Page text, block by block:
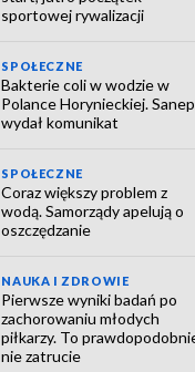
sportowej rywalizacji
SPOŁECZNE
Bakterie coli w wodzie w
Polance Horynieckiej.
wydał komunikat
SPOŁECZNE
Coraz większy problem z
wodą. Samorządy apelują o
oszczędzanie
NAUKA I ZDROWIE
Pierwsze wyniki badań po
zachorowaniu młodych
piłkarzy. To
nie zatrucie